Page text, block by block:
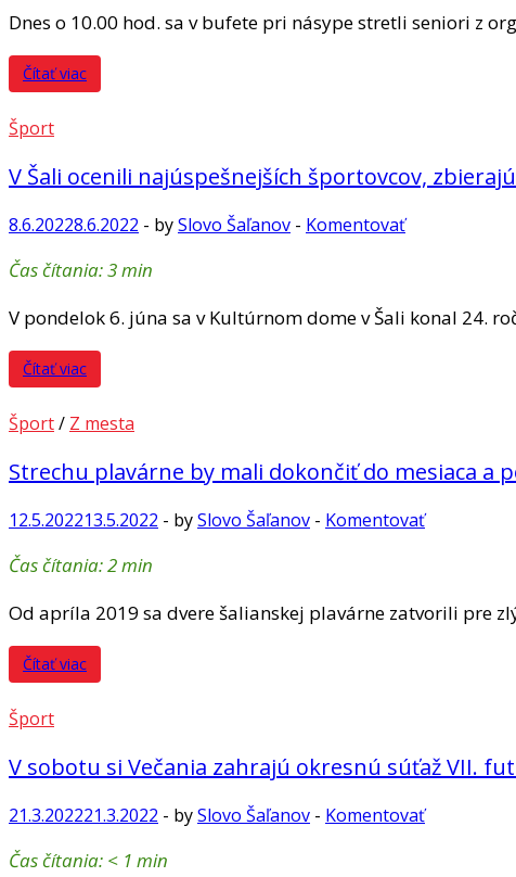
Dnes o 10.00 hod. sa v bufete pri násype stretli seniori z
Čítať viac
Šport
V Šali ocenili najúspešnejších športovcov,
8.6.20228.6.2022 - bySlovo Šaľanov - Komentovať
Čas čítania:3min
V pondelok 6. júna sa v Kultúrnom dome v Šali konal 24.
Čítať viac
Šport/ Z mesta
Strechu plavárne by mali dokončiť do mesiaca a
12.5.202213.5.2022 - bySlovo Šaľanov - Komentovať
Čas čítania:2min
Od apríla 2019 sa dvere šalianskej plavárne zatvorili pre
Čítať viac
Šport
V sobotu si Večania zahrajú okresnú súťaž VII.
21.3.202221.3.2022 - bySlovo Šaľanov - Komentovať
Čas čítania: < 1 min